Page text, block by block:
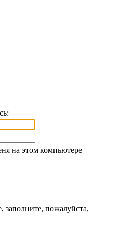
на этом компьютере
заполните, пожалуйста,